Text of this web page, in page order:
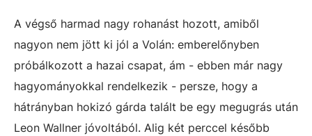
A végső harmad nagy rohanást hozott, amiből
nagyon nem jött ki jól a Volán: emberelőnyben
próbálkozott a hazai csapat, ám - ebben már nagy
hagyományokkal rendelkezik - persze, hogy a
hátrányban hokizó gárda talált be egy megugrás után
Leon Wallner jóvoltából. Alig két perccel később